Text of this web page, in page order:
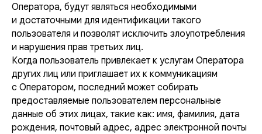
Оператора, будут являться необходимыми
и достаточными для идентификации такого
пользователя и позволят исключить злоупотребления
и нарушения прав третьих лиц.
Когда пользователь привлекает к услугам Оператора
других лиц или приглашает их к коммуникациям
с Оператором, последний может собирать
предоставляемые пользователем персональные
данные об этих лицах, такие как: имя, фамилия, дата
рождения, почтовый адрес, адрес электронной почты